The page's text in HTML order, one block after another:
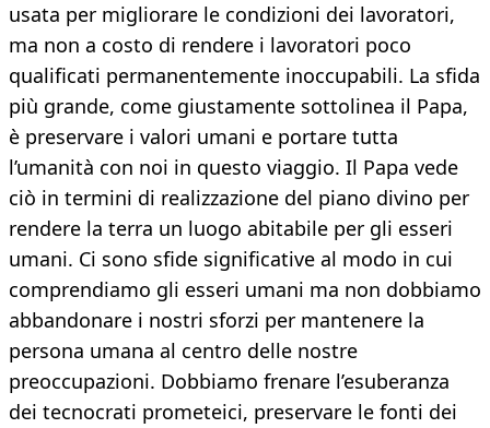
usata per migliorare le condizioni dei lavoratori,
ma non a costo di rendere i lavoratori poco
qualificati permanentemente inoccupabili. La sfida
più grande, come giustamente sottolinea il Papa,
è preservare i valori umani e portare tutta
l’umanità con noi in questo viaggio. Il Papa vede
ciò in termini di realizzazione del piano divino per
rendere la terra un luogo abitabile per gli esseri
umani. Ci sono sfide significative al modo in cui
comprendiamo gli esseri umani ma non dobbiamo
abbandonare i nostri sforzi per mantenere la
persona umana al centro delle nostre
preoccupazioni. Dobbiamo frenare l’esuberanza
dei tecnocrati prometeici, preservare le fonti dei